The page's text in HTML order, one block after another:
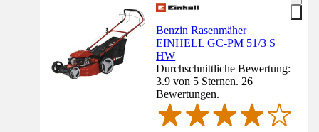
Benzin Rasenmäher
EINHELL GC-PM 51/3 S
HW
Durchschnittliche Bewertung:
3.9 von 5 Sternen. 26
Bewertungen.